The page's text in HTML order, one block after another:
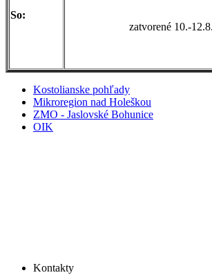
So:
zatvorené 10.-
Kostolianske pohľady
Mikroregion nad Holeškou
ZMO - Jaslovské Bohunice
OIK
Kontakty